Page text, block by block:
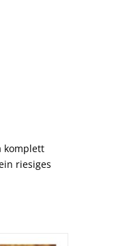
komplett
riesiges